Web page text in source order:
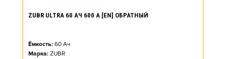
ZUBR ULTRA 60 АЧ 600 А [EN] ОБРАТНЫЙ
Ёмкость: 60 Ач
Марка: ZUBR